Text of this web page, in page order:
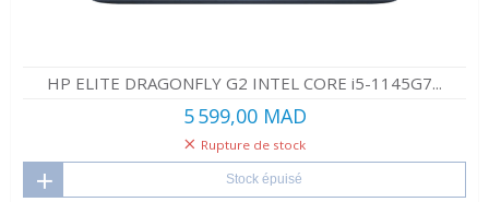
HP ELITE DRAGONFLY G2 INTEL CORE i5-1145G7...
5 599,00 MAD
Rupture de stock
Stock épuisé